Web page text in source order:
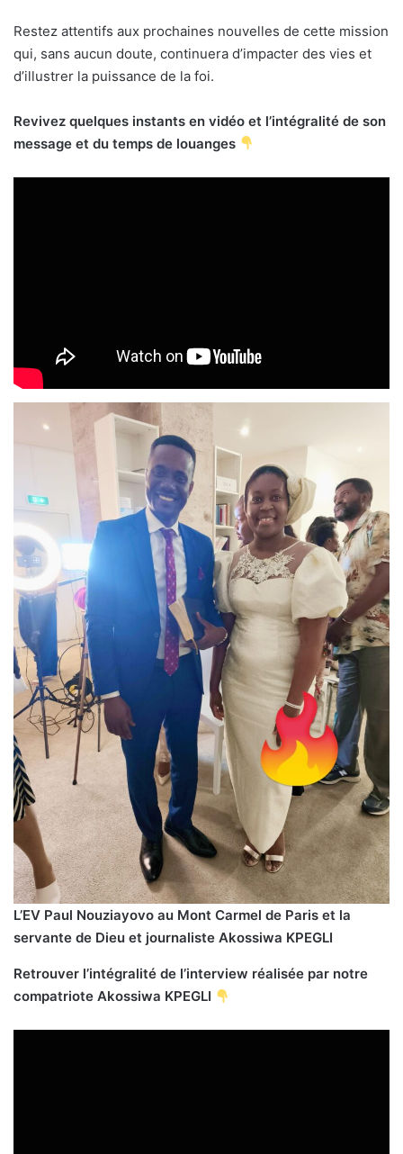
Restez attentifs aux prochaines nouvelles de cette mission
qui, sans aucun doute, continuera d’impacter des vies et
d’illustrer la puissance de la foi.
Revivez quelques instants en vidéo et l’intégralité de son
message et du temps de louanges
L’EV Paul Nouziayovo au Mont Carmel de Paris et la
servante de Dieu et journaliste Akossiwa KPEGLI
Retrouver l’intégralité de l’interview réalisée par notre
compatriote Akossiwa KPEGLI